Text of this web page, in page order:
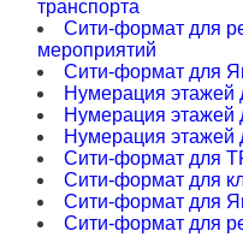
транспорта
Сити-формат для
мероприятий
Сити-формат для
Нумерация этажей
Нумерация
Нумерация этажей
Сити-формат для
Сити-формат для
Сити-формат для
Сити-формат для